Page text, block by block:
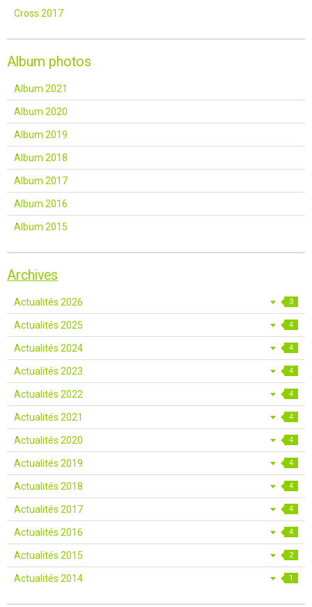
Cross 2017
Album photos
Album 2021
Album 2020
Album 2019
Album 2018
Album 2017
Album 2016
Album 2015
Archives
Actualités 2026 3
Actualités 2025 4
Actualités 2024 4
Actualités 2023 4
Actualités 2022 4
Actualités 2021 4
Actualités 2020 4
Actualités 2019 4
Actualités 2018 4
Actualités 2017 4
Actualités 2016 4
Actualités 2015 2
Actualités 2014 1